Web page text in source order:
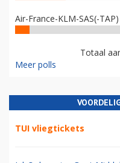
Air-France-KLM-SAS(-TAP)
Totaal
Meer polls
TUI vliegtickets